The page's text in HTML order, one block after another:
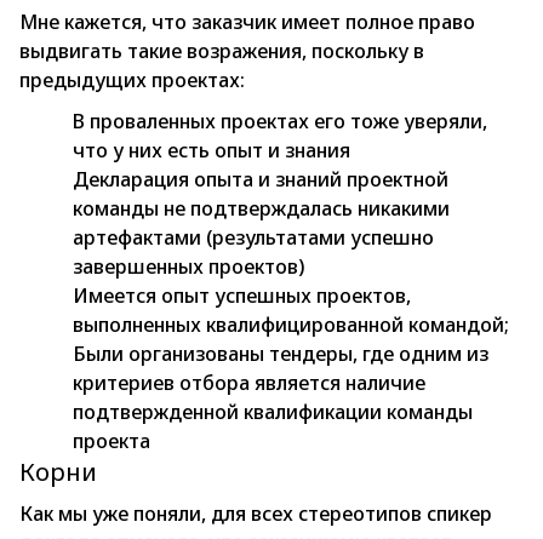
Мне кажется, что заказчик имеет полное право
выдвигать такие возражения, поскольку в
предыдущих проектах:
В проваленных проектах его тоже уверяли,
что у них есть опыт и знания
Декларация опыта и знаний проектной
команды не подтверждалась никакими
артефактами (результатами успешно
завершенных проектов)
Имеется опыт успешных проектов,
выполненных квалифицированной командой;
Были организованы тендеры, где одним из
критериев отбора является наличие
подтвержденной квалификации команды
проекта
Корни
Как мы уже поняли, для всех стереотипов спикер